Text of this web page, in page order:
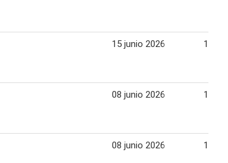
15 junio 2026 19
08 junio 2026 12
08 junio 2026 12